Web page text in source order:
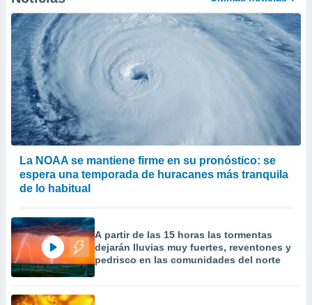
La NOAA se mantiene firme en su pronóstico: se
espera una temporada de huracanes más tranquila
de lo habitual
A partir de las 15 horas las tormentas
dejarán lluvias muy fuertes, reventones y
pedrisco en las comunidades del norte